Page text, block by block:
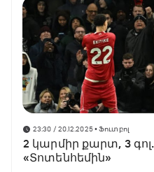
23:30 / 20.12.2025• Ֆուտբոլ
2 կարմիր քարտ, 3
«Տոտենհեմին»